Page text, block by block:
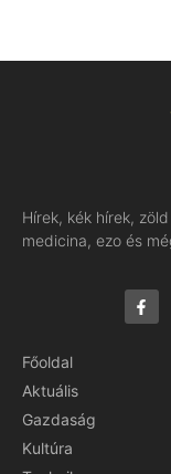
Hírek, kék hírek,
medicina, ezo és
Főoldal
Aktuális
Gazdaság
Kultúra